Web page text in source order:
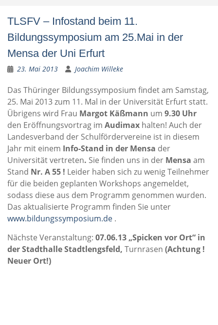
TLSFV – Infostand beim 11.
Bildungssymposium am 25.Mai in der
Mensa der Uni Erfurt
23. Mai 2013 Joachim Willeke
Das Thüringer Bildungssymposium findet am Samstag,
25. Mai 2013 zum 11. Mal in der Universität Erfurt statt.
Übrigens wird Frau Margot Käßmann um 9.30 Uhr
den Eröffnungsvortrag im Audimax halten! Auch der
Landesverband der Schulfördervereine ist in diesem
Jahr mit einem Info-Stand in der Mensa der
Universität vertreten. Sie finden uns in der Mensa am
Stand Nr. A 55 ! Leider haben sich zu wenig Teilnehmer
für die beiden geplanten Workshops angemeldet,
sodass diese aus dem Programm genommen wurden.
Das aktualisierte Programm finden Sie unter
www.bildungssymposium.de .
Nächste Veranstaltung: 07.06.13 „Spicken vor Ort“ in
der Stadthalle Stadtlengsfeld, Turnrasen (Achtung !
Neuer Ort!)